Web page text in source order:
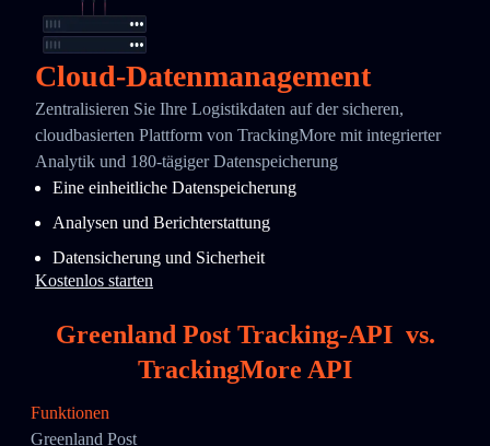
Cloud-Datenmanagement
Zentralisieren Sie Ihre Logistikdaten auf der sicheren,
cloudbasierten Plattform von TrackingMore mit integrierter
Analytik und 180-tägiger Datenspeicherung
Eine einheitliche Datenspeicherung
Analysen und Berichterstattung
Datensicherung und Sicherheit
Kostenlos starten
Greenland Post Tracking-API vs.
TrackingMore API
Funktionen
Greenland Post